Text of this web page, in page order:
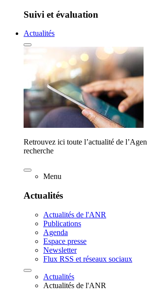
Suivi et évaluation
Actualités
Retrouvez ici toute l’actualité de
recherche
Menu
Actualités
Actualités de l'ANR
Publications
Agenda
Espace presse
Newsletter
Flux RSS et réseaux sociaux
Actualités
Actualités de l'ANR